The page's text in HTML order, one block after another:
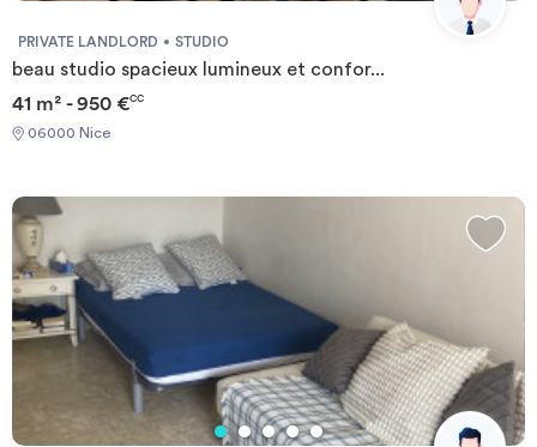
PRIVATE LANDLORD STUDIO
beau studio spacieux lumineux et confor...
41 m² - 950 €CC
06000 Nice